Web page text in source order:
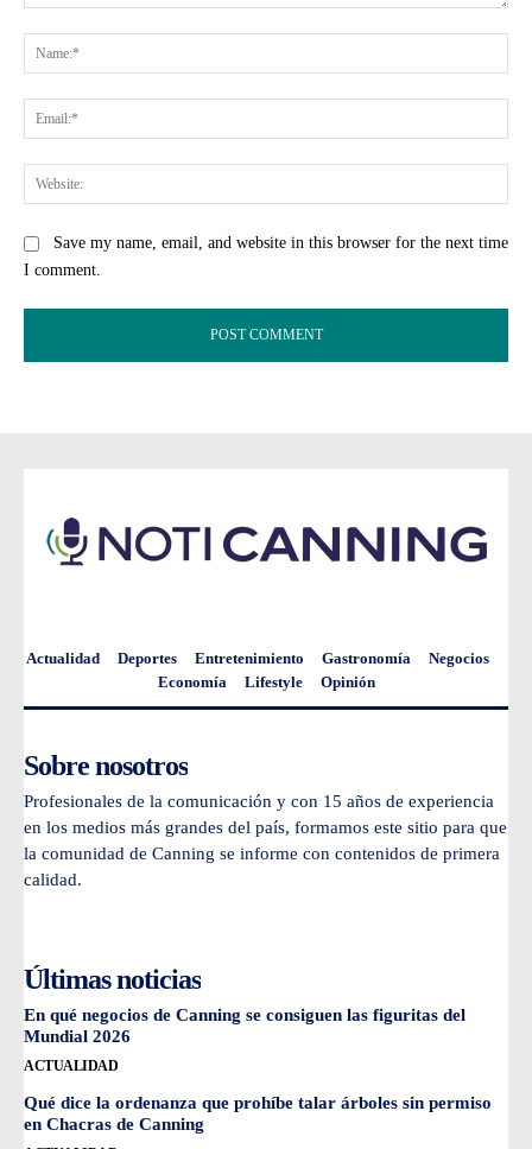
Save my name, email, and website in this browser for the next time
I comment.
Actualidad Deportes Entretenimiento Gastronomía
Negocios
Economía
Lifestyle Opinión
Sobre nosotros
Profesionales de la comunicación y con 15 años de experiencia
en los medios más grandes del país, formamos este sitio para que
la comunidad de Canning se informe con contenidos de primera
calidad.
Últimas noticias
En qué negocios de Canning se consiguen las figuritas del
Mundial 2026
ACTUALIDAD
Qué dice la ordenanza que prohíbe talar árboles sin permiso
en Chacras de Canning